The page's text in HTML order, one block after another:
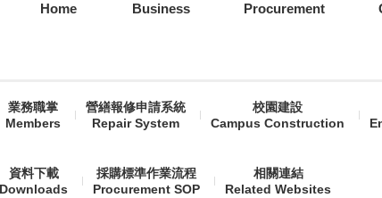
Home
Business
Procurement
業務職掌
Members
營繕報修申請系統
Repair System
校園建設
Campus Construction
資料下載
Downloads
採購標準作業流程
Procurement SOP
相關連結
Related Websites